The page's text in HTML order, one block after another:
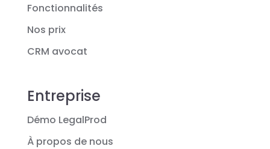
Fonctionnalités
Nos prix
CRM avocat
Entreprise
Démo LegalProd
À propos de nous